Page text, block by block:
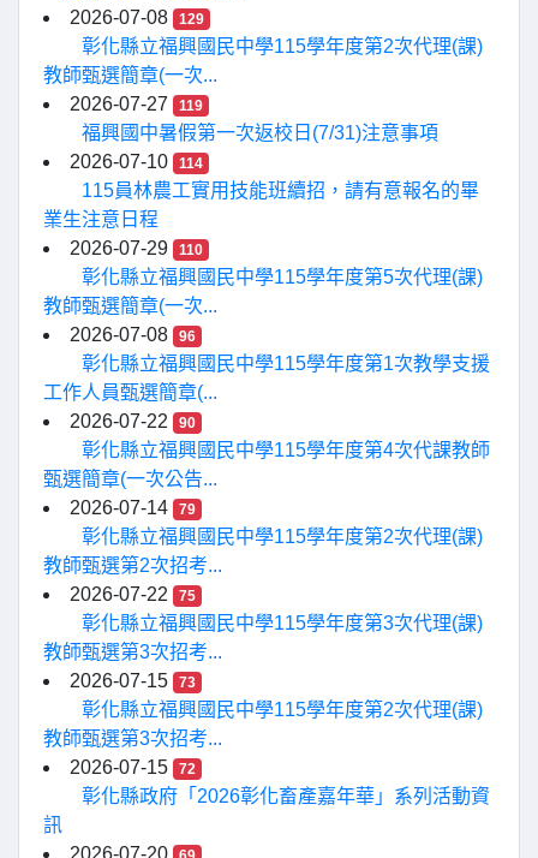
2026-07-08
129
彰化縣立福興國民中學115學年度第2次代理(課)
教師甄選簡章(一次...
2026-07-27
119
福興國中暑假第一次返校日(7/31)注意事項
2026-07-10
114
115員林農工實用技能班續招，請有意報名的畢
業生注意日程
2026-07-29
110
彰化縣立福興國民中學115學年度第5次代理(課)
教師甄選簡章(一次...
2026-07-08
96
彰化縣立福興國民中學115學年度第1次教學支援
工作人員甄選簡章(...
2026-07-22
90
彰化縣立福興國民中學115學年度第4次代課教師
甄選簡章(一次公告...
2026-07-14
79
彰化縣立福興國民中學115學年度第2次代理(課)
教師甄選第2次招考...
2026-07-22
75
彰化縣立福興國民中學115學年度第3次代理(課)
教師甄選第3次招考...
2026-07-15
73
彰化縣立福興國民中學115學年度第2次代理(課)
教師甄選第3次招考...
2026-07-15
72
彰化縣政府「2026彰化畜產嘉年華」系列活動資
訊
2026-07-20